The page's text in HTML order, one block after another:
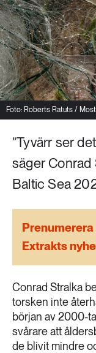
Mat &
Skog
Social
Transport
Vatten
252 ARTIKLAR
Landsbygd
939 ARTIKLAR
Livsstil &
Mat &
262 ARTIKLAR
Skog
360 ARTIKLAR
Social
Transport
473 ARTIKLAR
Vatten
Foto: Roberts Ratuts /
”Tyvärr ser
säger Conrad
Baltic Sea
Prenumerera
Extrakts
Conrad Stralka
torsken inte
början av 2000-
svårare att
de blivit mindre